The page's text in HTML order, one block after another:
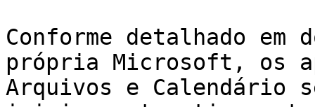
Conforme detalhado em
própria Microsoft, os
Arquivos e Calendário